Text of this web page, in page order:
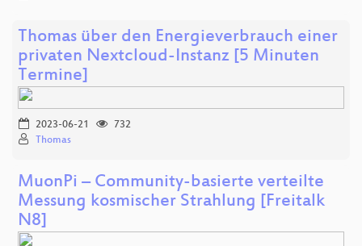
Thomas über den Energieverbrauch einer
privaten Nextcloud-Instanz [5 Minuten
Termine]
2023-06-21
732
Thomas
MuonPi – Community-basierte verteilte
Messung kosmischer Strahlung [Freitalk
N8]